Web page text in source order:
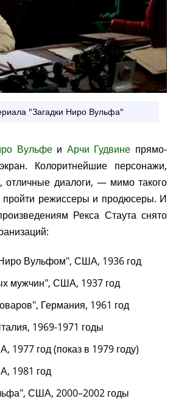
"Загадки Ниро Вульфа"
Вульфеи Арчи Гудвине прямо-
Колоритнейшие персонажи,
отличные диалоги, — мимо такого
пройти режиссеры и продюсеры. И
Рекса Стаута снято
Вульфом", США, 1936 год
мужчин", США, 1937 год
Германия, 1961 год
1969-1971 годы
год (показ в 1979 году)
1981 год
США, 2000–2002 годы